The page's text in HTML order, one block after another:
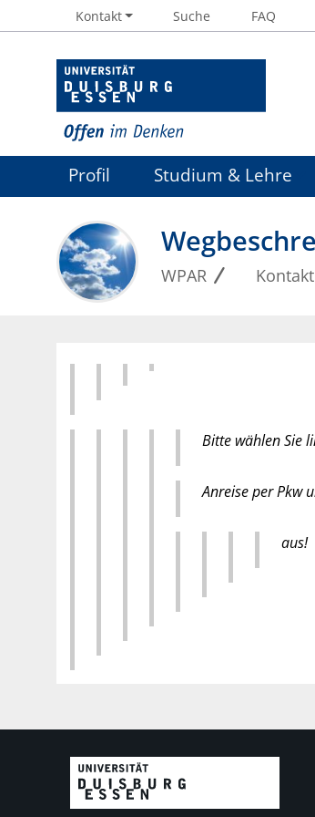
Kontakt Suche FAQ
Profil Studium & Lehre
WPAR Kontakt
Bitte wählen Sie
Anreise per Pkw
aus!